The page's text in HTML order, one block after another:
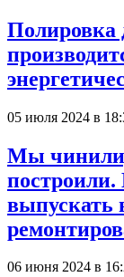
Полировка
05 июля 2024 в
Мы
построили.
выпускать
06 июня 2024 в